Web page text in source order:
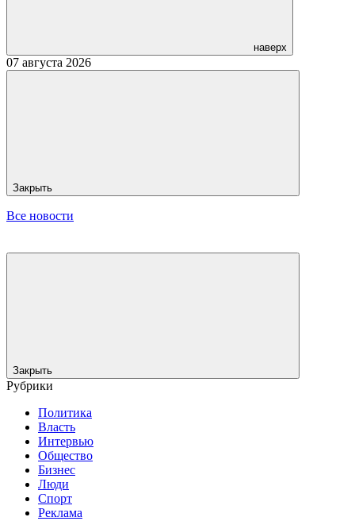
наверх
07 августа 2026
Закрыть
Все новости
Закрыть
Рубрики
Политика
Власть
Интервью
Общество
Бизнес
Люди
Спорт
Реклама